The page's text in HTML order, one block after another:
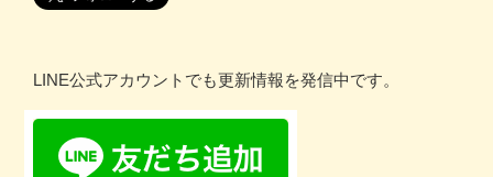
LINE公式アカウントでも更新情報を発信中です。